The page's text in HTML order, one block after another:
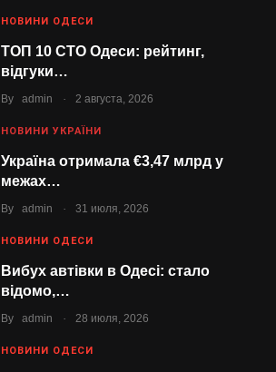
НОВИНИ ОДЕСИ
ТОП 10 СТО Одеси: рейтинг,
відгуки…
By admin . 2 августа, 2026
НОВИНИ УКРАЇНИ
Україна отримала €3,47 млрд у
межах…
By admin . 31 июля, 2026
НОВИНИ ОДЕСИ
Вибух автівки в Одесі: стало
відомо,…
By admin . 28 июля, 2026
НОВИНИ ОДЕСИ